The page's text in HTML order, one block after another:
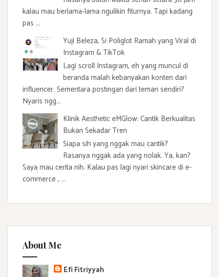
kalau mau berlama-lama ngulikin fiturnya. Tapi kadang
pas ...
Yuji Beleza, Si Poliglot Ramah yang Viral di
Instagram & TikTok
Lagi scroll Instagram, eh yang muncul di
beranda malah kebanyakan konten dari
influencer. Sementara postingan dari teman sendiri?
Nyaris ngg...
Klinik Aesthetic eMGlow: Cantik Berkualitas
Bukan Sekadar Tren
Siapa sih yang nggak mau cantik?
Rasanya nggak ada yang nolak. Ya, kan?
Saya mau cerita nih. Kalau pas lagi nyari skincare di e-
commerce , ...
About Me
Efi Fitriyyah